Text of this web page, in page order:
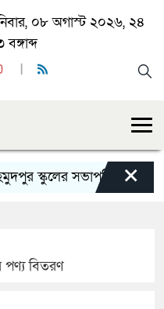
০৮ অগাস্ট ২০২৬, ২৪
স্কুলের সভাপতি হলেন গোবিন্দ
×
পণ্য বিতরণ